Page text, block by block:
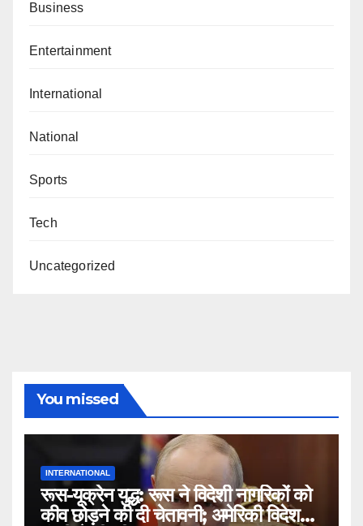
Business
Entertainment
International
National
Sports
Tech
Uncategorized
You missed
INTERNATIONAL
रूस-यूक्रेन युद्ध: रूस ने विदेशी नागरिकों को
कीव छोड़ने की दी चेतावनी; अमेरिकी विदेश